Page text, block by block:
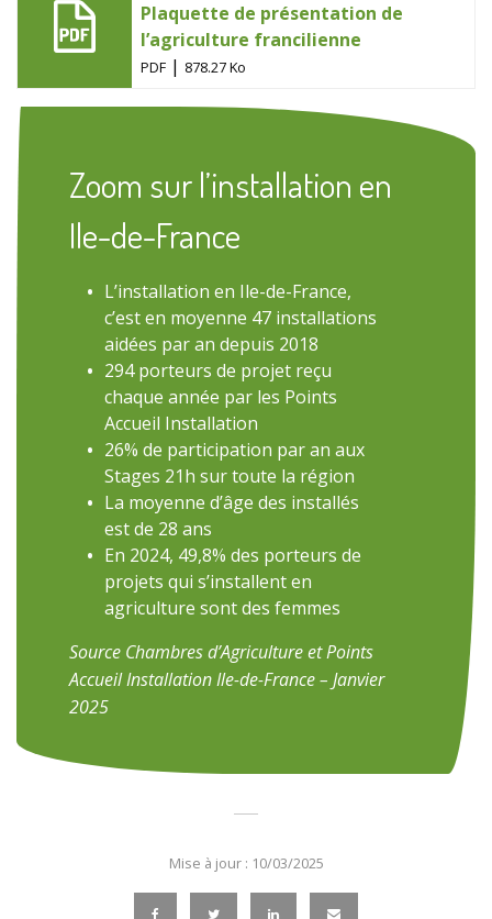
Plaquette de présentation de
l’agriculture francilienne
PDF | 878.27 Ko
Zoom sur l’installation en
Ile-de-France
L’installation en Ile-de-France,
c’est en moyenne 47 installations
aidées par an depuis 2018
294 porteurs de projet reçu
chaque année par les Points
Accueil Installation
26% de participation par an aux
Stages 21h sur toute la région
La moyenne d’âge des installés
est de 28 ans
En 2024, 49,8% des porteurs de
projets qui s’installent en
agriculture sont des femmes
Source Chambres d’Agriculture et Points
Accueil Installation Ile-de-France – Janvier
2025
Mise à jour : 10/03/2025